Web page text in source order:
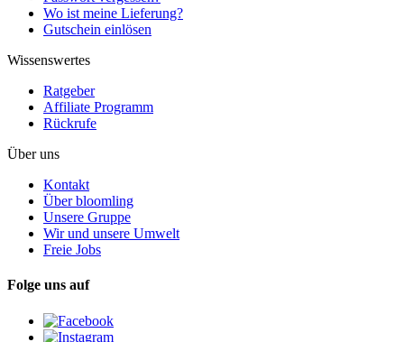
Wo ist meine Lieferung?
Gutschein einlösen
Wissenswertes
Ratgeber
Affiliate Programm
Rückrufe
Über uns
Kontakt
Über bloomling
Unsere Gruppe
Wir und unsere Umwelt
Freie Jobs
Folge uns auf